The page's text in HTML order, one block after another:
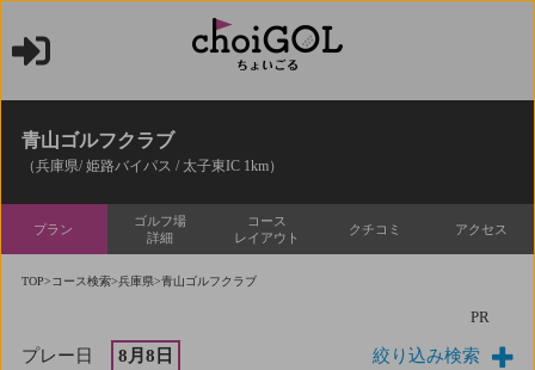
青山ゴルフクラブ
（兵庫県/ 姫路バイパス / 太子東IC 1km）
プラン
ゴルフ場
詳細
コース
レイアウト
クチコミ アクセス
TOP>コース検索>兵庫県>青山ゴルフクラブ
PR
プレー日 8月8日 絞り込み検索